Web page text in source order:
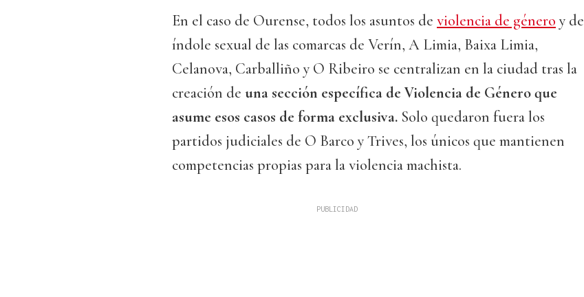
En el caso de Ourense, todos los asuntos de violencia de género y de
índole sexual de las comarcas de Verín, A Limia, Baixa Limia,
Celanova, Carballiño y O Ribeiro se centralizan en la ciudad tras la
creación de una sección específica de Violencia de Género que
asume esos casos de forma exclusiva. Solo quedaron fuera los
partidos judiciales de O Barco y Trives, los únicos que mantienen
competencias propias para la violencia machista.